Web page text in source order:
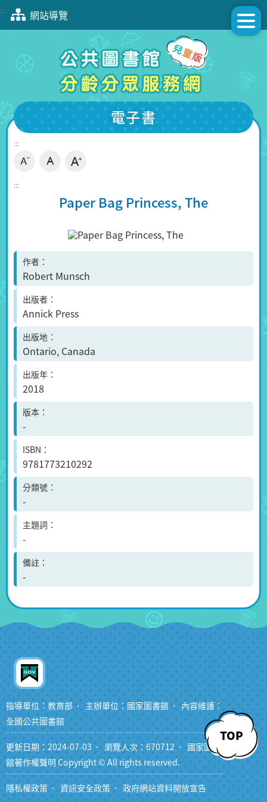
跳
塊
::: 網站導覽
電子書
:::
:::
Paper Bag Princess, The
作者
Robert Munsch
出版者
Annick Press
出版地
Ontario, Canada
出版年
2018
版本
-
ISBN
9781773210292
分類號
-
主題詞
-
備註
-
TOP
指導單位：教育部 主辦單位：國家圖書館
內容維護：
全國公共圖書館
更新日期：2024-07-03 瀏覽人次：670712
國家圖書
館著作權聲明 Copyright © All rights reserved.
隱私權政策 資訊安全政策 政府網站資料開放宣告